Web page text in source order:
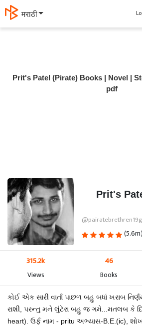
मराठी
Prit's Patel (Pirate) Books | Novel |
pdf
Prit's
(5.6m)
315.2k
Views
46
Books
કોઈ એક સારી વાર્તા પાછળ બહુ બધાં ખરાબ
રાશી, પરન્તુ મને લુંટેરા બહુ જ ગમે...મતલબ કે
heart). ઉર્ફ નામ - pritu અભ્યાસ-B.E.(ic),